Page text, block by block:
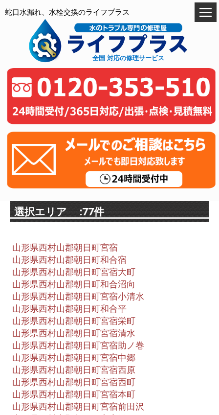
蛇口水漏れ、水栓交換のライフプラス
全国 対応の修理サービス
選択エリア :77件
山形県西村山郡朝日町宮宿
山形県西村山郡朝日町和合宿
山形県西村山郡朝日町宮宿大町
山形県西村山郡朝日町和合沼向
山形県西村山郡朝日町宮宿小清水
山形県西村山郡朝日町和合平
山形県西村山郡朝日町宮宿栄町
山形県西村山郡朝日町宮宿清水
山形県西村山郡朝日町宮宿助ノ巻
山形県西村山郡朝日町宮宿中郷
山形県西村山郡朝日町宮宿西原
山形県西村山郡朝日町宮宿西町
山形県西村山郡朝日町宮宿本町
山形県西村山郡朝日町宮宿前田沢